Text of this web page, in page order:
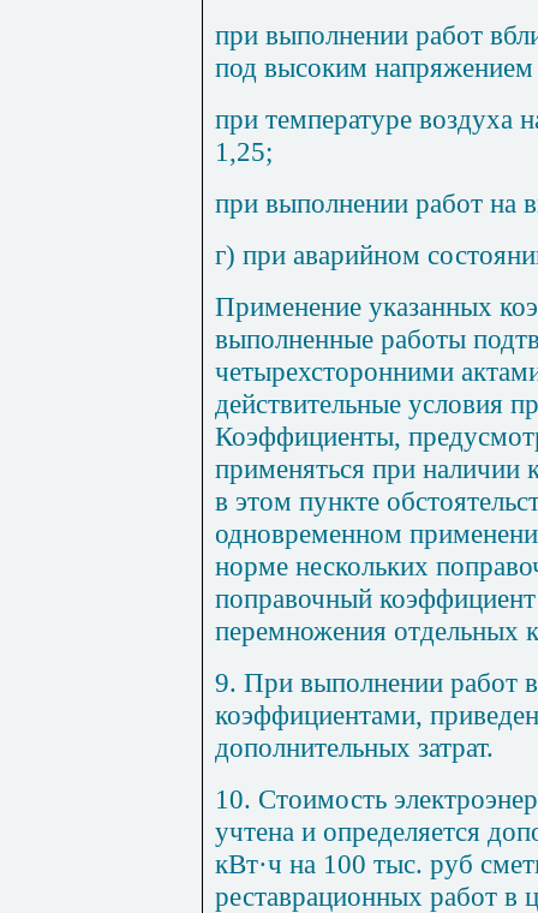
при выполнении работ
под высоким
при температуре воздуха
1,25;
при выполнении работ на
г) при аварийном
Применение указанных
выполненные работы
четырехсторонними
действительные условия
Коэффициенты,
применяться при наличии
в этом пункте
одновременном
норме нескольких
поправочный
перемножения отдельных
9. При выполнении работ
коэффициентами, приве
дополнительных затрат.
10. Стоимость
учтена и определяется
кВт·ч на 100 тыс. руб
реставрационных работ в